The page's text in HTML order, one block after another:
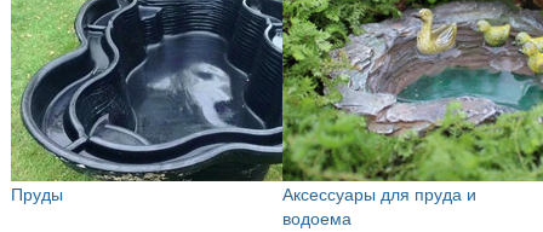
Пруды
Аксессуары для пруда и
водоема